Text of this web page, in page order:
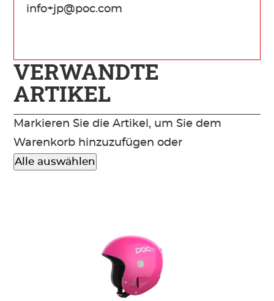
info+jp@poc.com
VERWANDTE
ARTIKEL
Markieren Sie die Artikel, um Sie dem
Warenkorb hinzuzufügen oder
Alle auswählen